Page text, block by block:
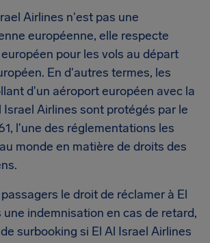
Airlines n'est pas une
européenne, elle respecte
pour les vols au départ
En d'autres termes, les
d'un aéroport européen avec la
Israel Airlines sont protégés par le
l'une des réglementations les
monde en matière de droits des
le droit de réclamer à El
indemnisation en cas de retard,
surbooking si El Al Israel Airlines